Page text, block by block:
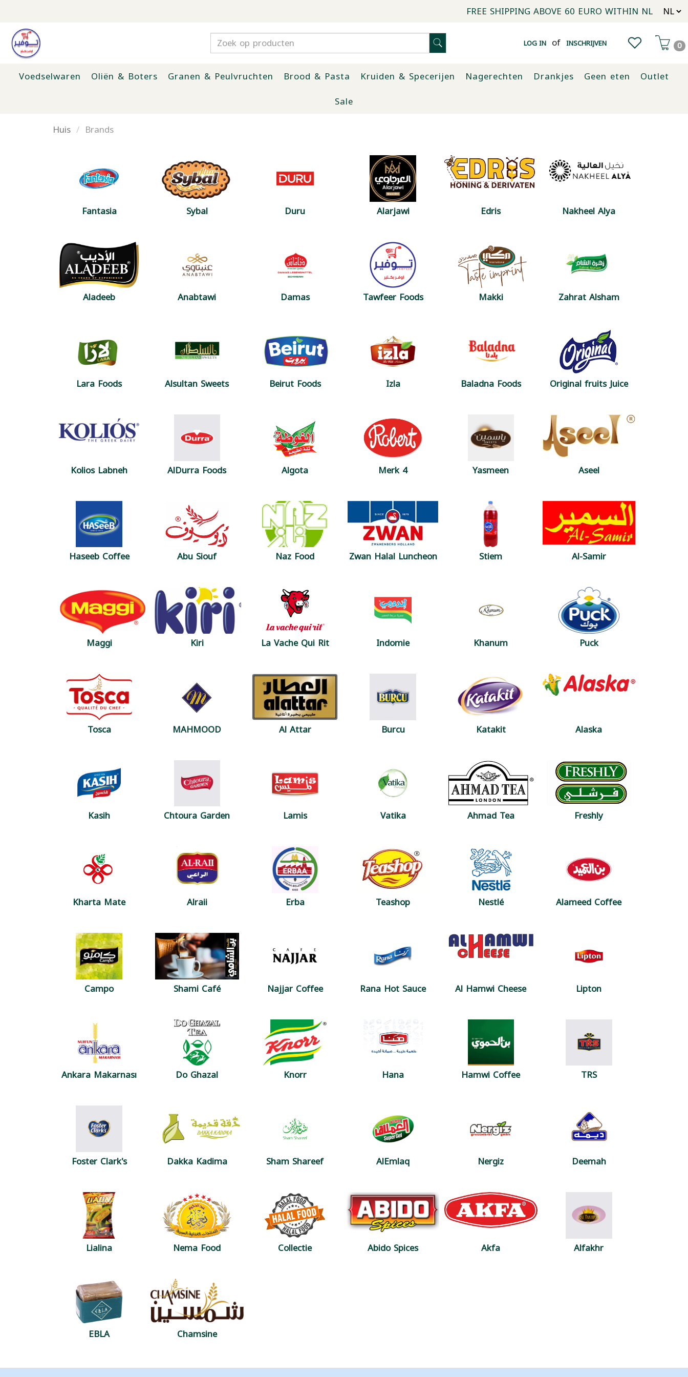
FREE SHIPPING ABOVE 60 EURO WITHIN NL
LOG IN of INSCHRIJVEN 0
Voedselwaren Oliën & Boters Granen & Peulvruchten Brood & Pasta Kruiden & Specerijen Nagerechten Drankjes Geen eten
Outlet
Sale
Huis
Brands
Fantasia Sybal Duru Alarjawi Edris Nakheel Alya
Aladeeb Anabtawi Damas Tawfeer Foods Makki Zahrat Alsham
Lara Foods Alsultan Sweets Beirut Foods Izla Baladna Foods Original fruits Juice
Kolios Labneh AlDurra Foods Algota Merk 4 Yasmeen Aseel
Haseeb Coffee Abu Siouf Naz Food Zwan Halal Luncheon Stiem Al-Samir
Maggi Kiri La Vache Qui Rit Indomie Khanum Puck
Tosca MAHMOOD Al Attar Burcu Katakit Alaska
Kasih Chtoura Garden Lamis Vatika Ahmad Tea Freshly
Kharta Mate Alraii Erba Teashop Nestlé Alameed Coffee
Campo Shami Café Najjar Coffee Rana Hot Sauce Al Hamwi Cheese Lipton
Ankara Makarnası Do Ghazal Knorr Hana Hamwi Coffee TRS
Foster Clark's Dakka Kadima Sham Shareef AlEmlaq Nergiz Deemah
Lialina Nema Food Collectie Abido Spices Akfa Alfakhr
EBLA Chamsine